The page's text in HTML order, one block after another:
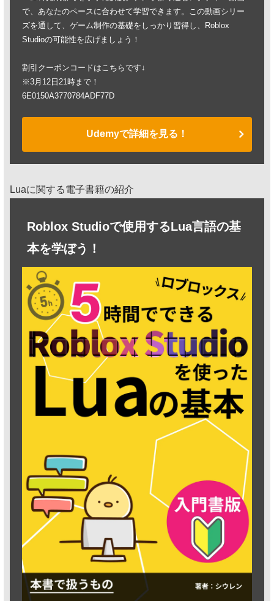
で、あなたのペースに合わせて学習できます。この動画シリー
ズを通して、ゲーム制作の基礎をしっかり習得し、Roblox
Studioの可能性を広げましょう！
割引クーポンコードはこちらです↓
※3月12日21時まで！
6E0150A3770784ADF77D
Udemyで詳細を見る！
Luaに関する電子書籍の紹介
Roblox Studioで使用するLua言語の基
本を学ぼう！